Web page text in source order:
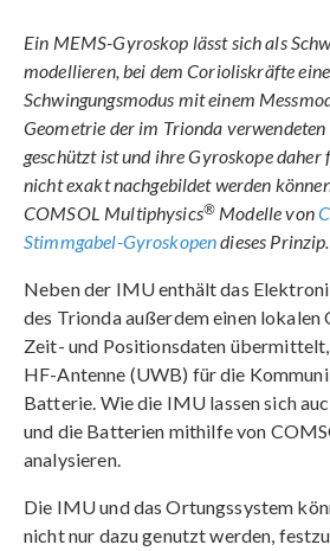
Ein MEMS-Gyroskop lässt sich als
modellieren, bei dem Corioliskräfte
Schwingungsmodus mit einem
Geometrie der im Trionda
geschützt ist und ihre Gyroskope
nicht exakt nachgebildet werden
COMSOL Multiphysics® Modelle von
Stimmgabel-Gyroskopendieses Prinzip.
Neben der IMU enthält das
des Trionda außerdem einen lokalen
Zeit- und Positionsdaten
HF-Antenne (UWB) für die
Batterie. Wie die IMU lassen sich
und die Batterien mithilfe von
analysieren.
Die IMU und das Ortungssystem
nicht nur dazu genutzt werden,